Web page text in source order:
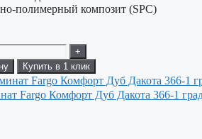
полимерный композит (SPC)
+
Купить в 1 клик
Fargo Комфорт Дуб Дакота 366-1